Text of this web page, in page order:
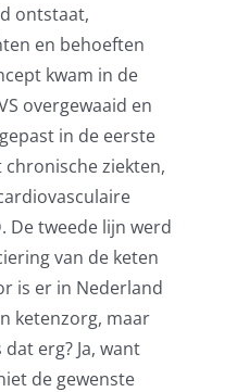
ontstaat,
en behoeften
kwam in de
overgewaaid en
in de eerste
ziekten,
De tweede lijn werd
van de keten
is er in Nederland
ketenzorg, maar
erg? Ja, want
de gewenste